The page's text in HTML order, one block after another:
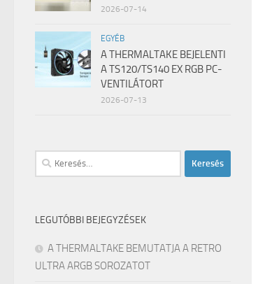
2026-07-14
EGYÉB
A THERMALTAKE BEJELENTI
A TS120/TS140 EX RGB PC-
VENTILÁTORT
2026-07-13
Keresés:
LEGUTÓBBI BEJEGYZÉSEK
A THERMALTAKE BEMUTATJA A RETRO
ULTRA ARGB SOROZATOT